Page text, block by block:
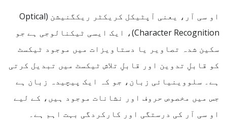
او سی آر، یعنی آپٹیکل کریکٹر ریکگنیشن (Optical
Character Recognition)، ایک ایسی ٹیکنالوجی ہے جو
سکین شدہ تصاویر یا دستاویزات میں موجود ٹیکسٹ
کو قابلِ تدوین اور قابلِ تلاش ٹیکسٹ میں تبدیل کرتی
ہے۔ سلووینیائی زبان، جو کہ ایک پیچیدہ زبان ہے
جس میں مخصوص حروف اور نشانات موجود ہیں، کے لیے
او سی آر کی درستگی اور کارکردگی بہت اہم ہے۔